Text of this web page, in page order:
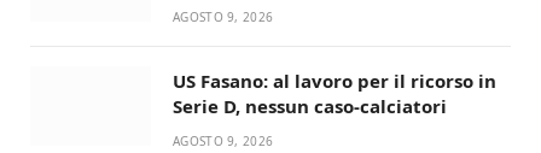
ancora decisa”
AGOSTO 9, 2026
US Fasano: al lavoro per il ricorso in
Serie D, nessun caso-calciatori
AGOSTO 9, 2026